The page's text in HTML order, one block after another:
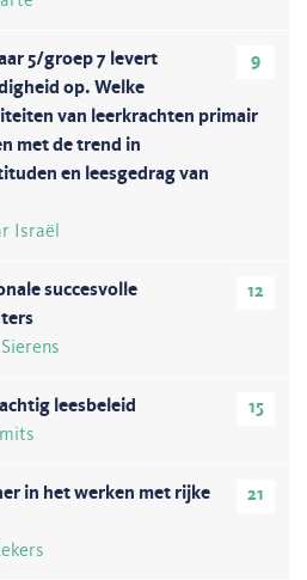
9
5/groep 7 levert
op. Welke
van leerkrachten primair
met de trend in
en leesgedrag van
Israël
12
succesvolle
15
leesbeleid
21
in het werken met rijke